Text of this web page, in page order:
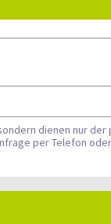
dienen nur der
per Telefon